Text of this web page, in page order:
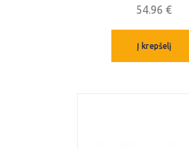
54.96 €
Į krepšelį